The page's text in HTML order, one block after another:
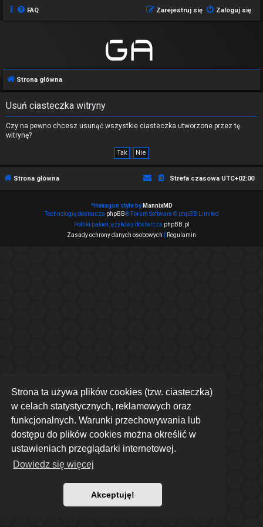
Strona ta używa plików cookies (tzw. ciasteczka)
w celach statystycznych, reklamowych oraz
funkcjonalnych. Warunki przechowywania lub
dostępu do plików cookies można określić w
ustawieniach przeglądarki internetowej.
Dowiedz się więcej
Akceptuję!
FAQ Zaloguj się
Zarejestruj się
Strona główna
Usuń ciasteczka witryny
Czy na pewno chcesz usunąć wszystkie ciasteczka utworzone przez tę
witrynę?
Strona główna Strefa czasowa UTC+02:00
*Hexagon style by MannixMD
Technologię dostarcza phpBB® Forum Software © phpBB Limited
Polski pakiet językowy dostarcza phpBB.pl
Zasady ochrony danych osobowych
Regulamin